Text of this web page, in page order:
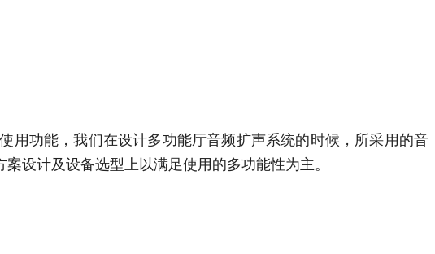
用功能，我们在设计多功能厅音频扩声系统的时候，所采用的音
设计及设备选型上以满足使用的多功能性为主。